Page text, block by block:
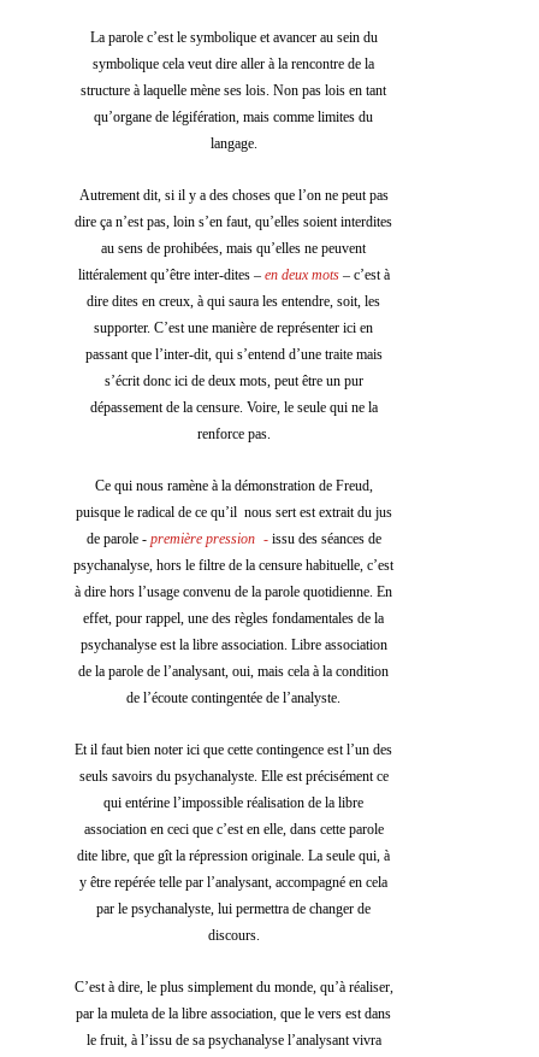
La parole c’est le symbolique et avancer au sein du
symbolique cela veut dire aller à la rencontre de la
structure à laquelle mène ses lois. Non pas lois en tant
qu’organe de légifération, mais comme limites du
langage.
Autrement dit, si il y a des choses que l’on ne peut pas
dire ça n’est pas, loin s’en faut, qu’elles soient interdites
au sens de prohibées, mais qu’elles ne peuvent
littéralement qu’être inter-dites – en deux mots – c’est à
dire dites en creux, à qui saura les entendre, soit, les
supporter. C’est une manière de représenter ici en
passant que l’inter-dit, qui s’entend d’une traite mais
s’écrit donc ici de deux mots, peut être un pur
dépassement de la censure. Voire, le seule qui ne la
renforce pas.
Ce qui nous ramène à la démonstration de Freud,
puisque le radical de ce qu’il  nous sert est extrait du jus
de parole - première pression - issu des séances de
psychanalyse, hors le filtre de la censure habituelle, c’est
à dire hors l’usage convenu de la parole quotidienne. En
effet, pour rappel, une des règles fondamentales de la
psychanalyse est la libre association. Libre association
de la parole de l’analysant, oui, mais cela à la condition
de l’écoute contingentée de l’analyste.
Et il faut bien noter ici que cette contingence est l’un des
seuls savoirs du psychanalyste. Elle est précisément ce
qui entérine l’impossible réalisation de la libre
association en ceci que c’est en elle, dans cette parole
dite libre, que gît la répression originale. La seule qui, à
y être repérée telle par l’analysant, accompagné en cela
par le psychanalyste, lui permettra de changer de
discours.
C’est à dire, le plus simplement du monde, qu’à réaliser,
par la muleta de la libre association, que le vers est dans
le fruit, à l’issu de sa psychanalyse l’analysant vivra